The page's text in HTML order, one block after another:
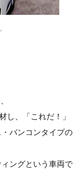
し、「これだ！」
バンコンタイプの
ングという車両で